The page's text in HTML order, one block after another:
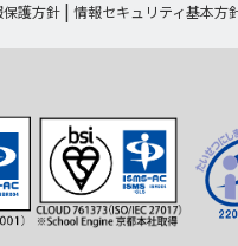
護方針 情報セキュリティ基本方